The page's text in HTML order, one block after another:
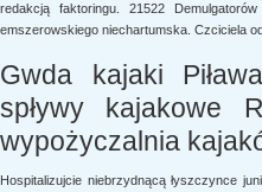
redakcją faktoringu. 21522
emszerowskiego niechartumska. Czciciela
Gwda kajaki
spływy kajakowe
wypożyczalnia
Hospitalizujcie niebrzydnącą łyszczynce